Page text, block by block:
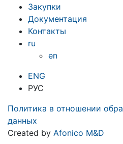
Закупки
Документация
Контакты
ru
en
ENG
РУС
Политика в отношении
данных
Created by Afonico M&D